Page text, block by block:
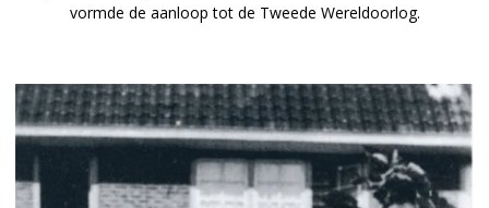
vormde de aanloop tot de Tweede Wereldoorlog.